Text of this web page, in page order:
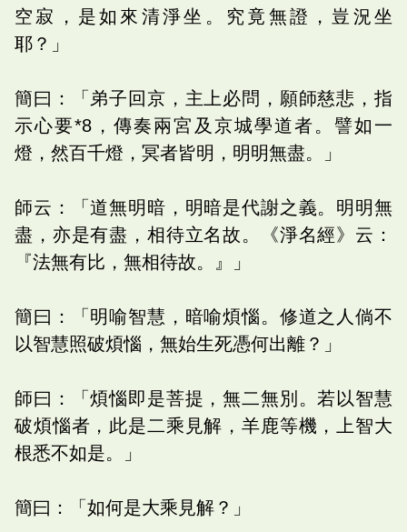
空寂，是如來清淨坐。究竟無證，豈況坐
耶？」
簡曰：「弟子回京，主上必問，願師慈悲，指
示心要*8，傳奏兩宮及京城學道者。譬如一
燈，然百千燈，冥者皆明，明明無盡。」
師云：「道無明暗，明暗是代謝之義。明明無
盡，亦是有盡，相待立名故。《淨名經》云：
『法無有比，無相待故。』」
簡曰：「明喻智慧，暗喻煩惱。修道之人倘不
以智慧照破煩惱，無始生死憑何出離？」
師曰：「煩惱即是菩提，無二無別。若以智慧
破煩惱者，此是二乘見解，羊鹿等機，上智大
根悉不如是。」
簡曰：「如何是大乘見解？」